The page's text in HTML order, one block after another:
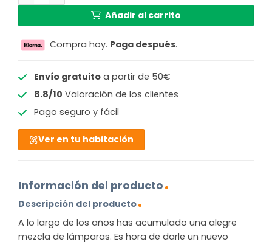
Añadir al carrito
Compra hoy. Paga después.
Envío gratuitoa partir de 50€
8.8/10 Valoración de los clientes
Pago seguro y fácil
Ver en tu habitación
Información del producto
Descripción del producto
A lo largo de los años has acumulado una alegre
mezcla de lámparas. Es hora de darle un nuevo